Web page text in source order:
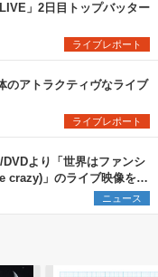
」2日目トップバッター
ライブレポート
のアトラクティヴなライブ
ライブレポート
より「世界はファンシ
crazy)」のライブ映像を公
ニュース